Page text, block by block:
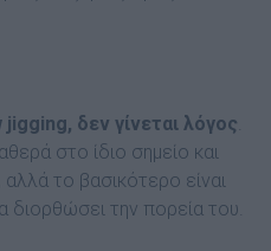
δεν γίνεται λόγος
στο ίδιο σημείο και
το βασικότερο είναι
την πορεία του.